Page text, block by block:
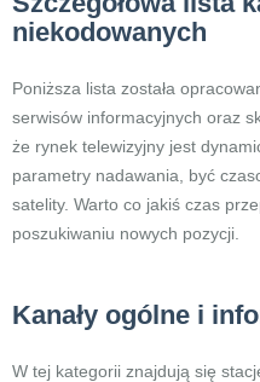
niekodowanych
Poniższa lista została
serwisów informacyjnych oraz
że rynek telewizyjny jest
parametry nadawania, być
satelity. Warto co jakiś czas
poszukiwaniu nowych pozycji.
Kanały ogólne i
W tej kategorii znajdują się